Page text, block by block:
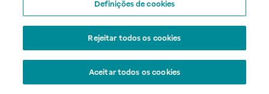
Definições de cookies
Rejeitar todos os cookies
Aceitar todos os cookies